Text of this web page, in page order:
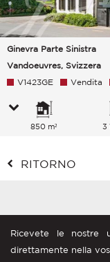
Ginevra Parte Sinistra
Vandoeuvres, Svizzera
V1423GE Vendita
850 m² 3
RITORNO
Ricevete le nostre
direttamente nella